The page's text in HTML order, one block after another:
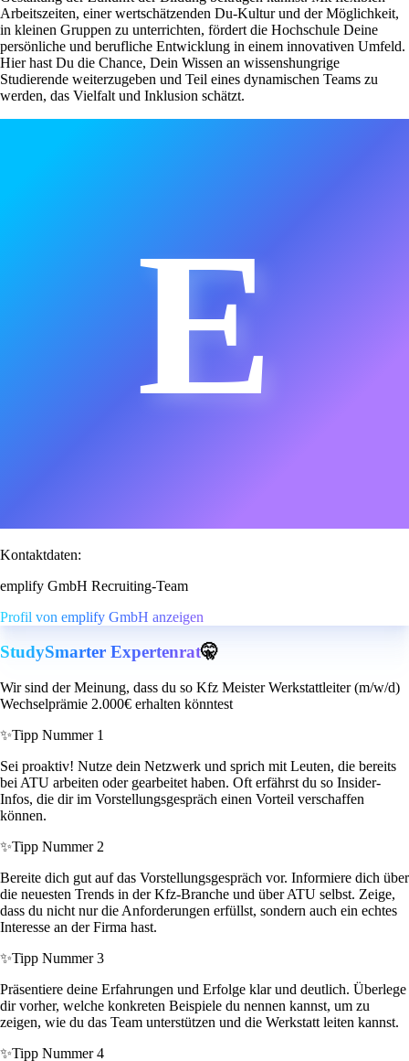
Arbeitszeiten, einer wertschätzenden Du-Kultur und der Möglichkeit,
in kleinen Gruppen zu unterrichten, fördert die Hochschule Deine
persönliche und berufliche Entwicklung in einem innovativen Umfeld.
Hier hast Du die Chance, Dein Wissen an wissenshungrige
Studierende weiterzugeben und Teil eines dynamischen Teams zu
werden, das Vielfalt und Inklusion schätzt.
E
Kontaktdaten:
emplify GmbH Recruiting-Team
Profil von emplify GmbH anzeigen
StudySmarter Expertenrat🤫
Wir sind der Meinung, dass du so Kfz Meister Werkstattleiter (m/w/d)
Wechselprämie 2.000€ erhalten könntest
✨Tipp Nummer 1
Sei proaktiv! Nutze dein Netzwerk und sprich mit Leuten, die bereits
bei ATU arbeiten oder gearbeitet haben. Oft erfährst du so Insider-
Infos, die dir im Vorstellungsgespräch einen Vorteil verschaffen
können.
✨Tipp Nummer 2
Bereite dich gut auf das Vorstellungsgespräch vor. Informiere dich über
die neuesten Trends in der Kfz-Branche und über ATU selbst. Zeige,
dass du nicht nur die Anforderungen erfüllst, sondern auch ein echtes
Interesse an der Firma hast.
✨Tipp Nummer 3
Präsentiere deine Erfahrungen und Erfolge klar und deutlich. Überlege
dir vorher, welche konkreten Beispiele du nennen kannst, um zu
zeigen, wie du das Team unterstützen und die Werkstatt leiten kannst.
✨Tipp Nummer 4